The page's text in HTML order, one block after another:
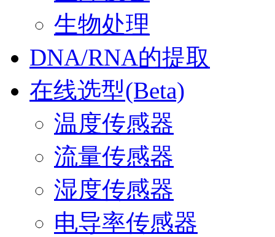
生物处理
DNA/RNA的提取
在线选型(Beta)
温度传感器
流量传感器
湿度传感器
电导率传感器